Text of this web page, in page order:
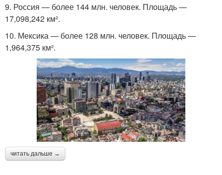
9. Россия — более 144 млн. человек. Площадь —
17,098,242 км².
10. Мексика — более 128 млн. человек. Площадь —
1,964,375 км².
читать дальше →